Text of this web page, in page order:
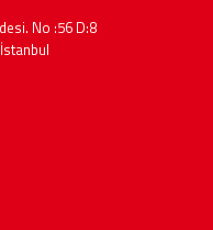
No :56 D:8